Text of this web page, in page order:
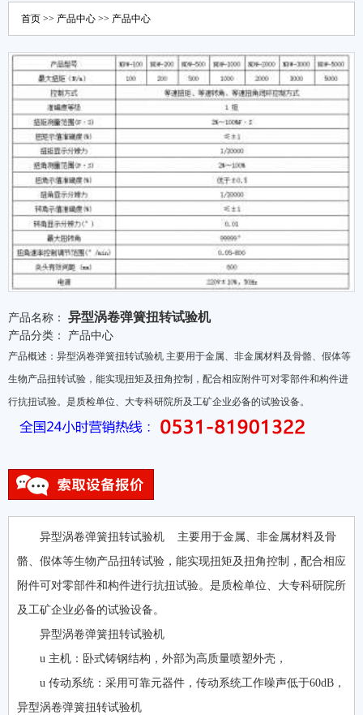
首页 >> 产品中心 >> 产品中心
产品名称： 异型涡卷弹簧扭转试验机
产品分类： 产品中心
产品概述：异型涡卷弹簧扭转试验机 主要用于金属、非金属材料及骨骼、假体等
生物产品扭转试验，能实现扭矩及扭角控制，配合相应附件可对零部件和构件进
行抗扭试验。是质检单位、大专科研院所及工矿企业必备的试验设备。
异型涡卷弹簧扭转试验机 主要用于金属、非金属材料及骨
骼、假体等生物产品扭转试验，能实现扭矩及扭角控制，配合相应
附件可对零部件和构件进行抗扭试验。是质检单位、大专科研院所
及工矿企业必备的试验设备。
异型涡卷弹簧扭转试验机
u 主机：卧式铸钢结构，外部为高质量喷塑外壳，
u 传动系统：采用可靠元器件，传动系统工作噪声低于60dB，
异型涡卷弹簧扭转试验机